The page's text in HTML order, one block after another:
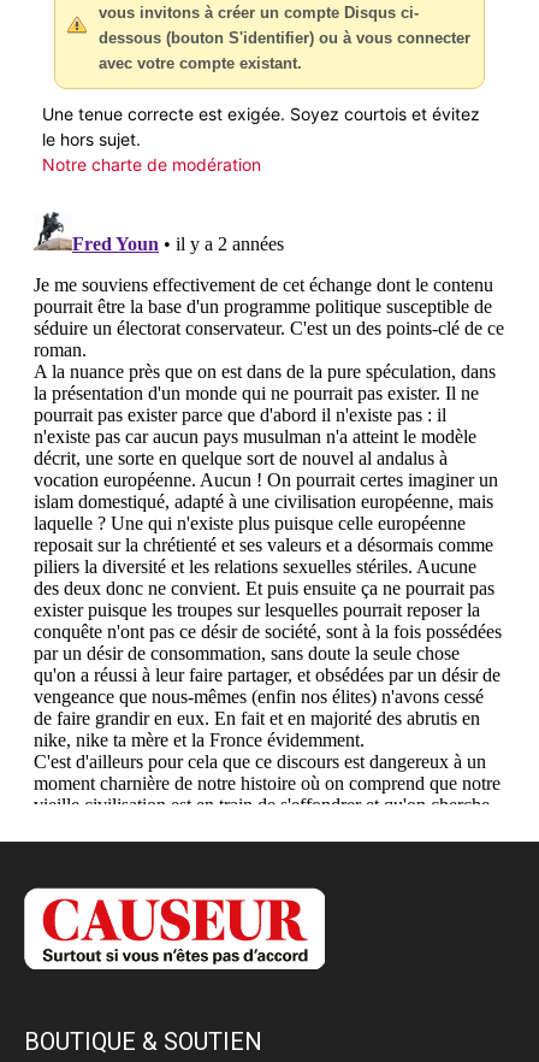
vous invitons à créer un compte Disqus ci-
dessous (bouton S'identifier) ou à vous connecter
avec votre compte existant.
Une tenue correcte est exigée. Soyez courtois et évitez
le hors sujet.
Notre charte de modération
BOUTIQUE & SOUTIEN